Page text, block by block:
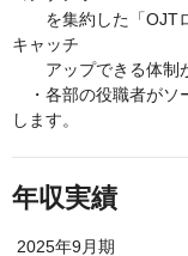
を集約した「OJTロ
キャッチ
アップできる体制が
・各部の役職者がソ
します。
年収実績
2025年9月期